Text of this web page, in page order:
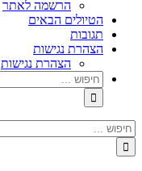
הרשמה לאתר
הטיולים הבאים
תגובות
הצהרת נגישות
הצהרת נגישות
חיפוש...
חיפוש...